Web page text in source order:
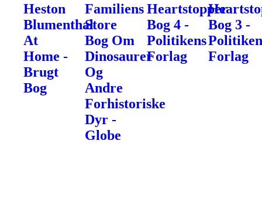
Heston
Blumenthal
At
Home -
Brugt
Bog
Familiens
Store
Bog Om
Dinosaurer
Og
Andre
Forhistoriske
Dyr -
Globe
Heartstopper
Bog 4 -
Politikens
Forlag
Bog 3 -
Forlag